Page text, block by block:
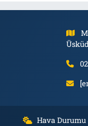
Hava Durumu